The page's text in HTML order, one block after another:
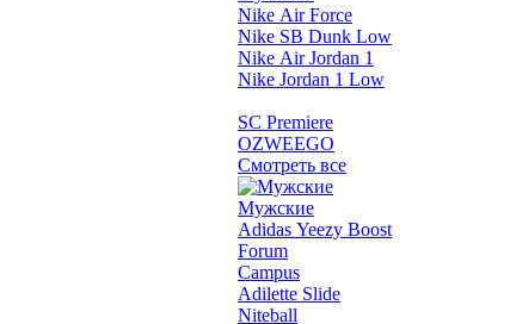
Nike Air Force
Nike SB Dunk Low
Nike Air Jordan 1
Nike Jordan 1 Low
SC Premiere
OZWEEGO
Смотреть все
Мужские
Adidas Yeezy Boost
Forum
Campus
Adilette Slide
Niteball